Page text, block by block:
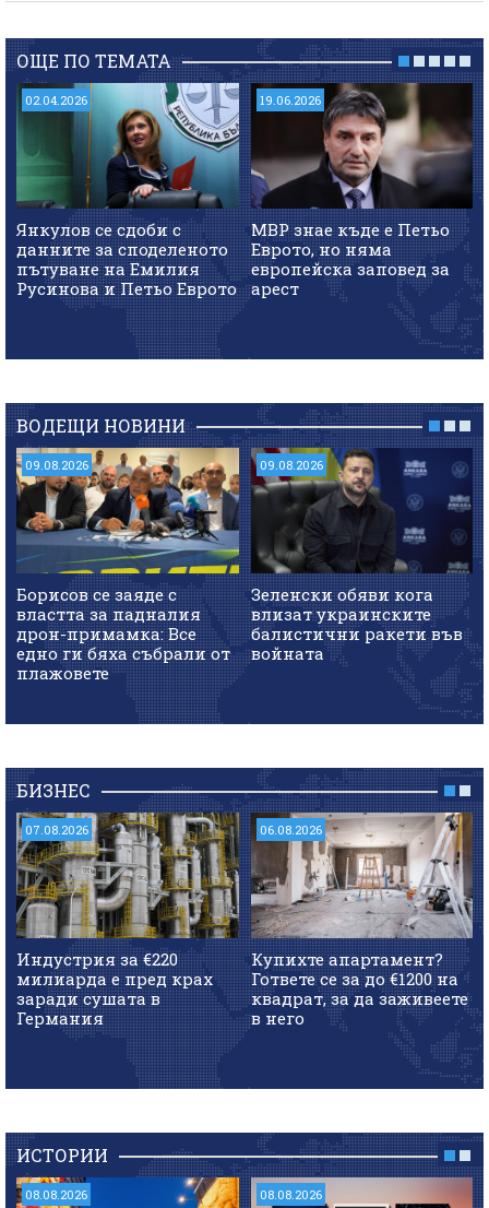
ОЩЕ ПО ТЕМАТА
02.04.2026
Янкулов се сдоби с
данните за споделеното
пътуване на Емилия
Русинова и Петьо Еврото
19.06.2026
МВР знае къде е Петьо
Еврото, но няма
европейска заповед за
арест
ВОДЕЩИ НОВИНИ
09.08.2026
Борисов се заяде с
властта за падналия
дрон-примамка: Все
едно ги бяха събрали от
плажовете
09.08.2026
Зеленски обяви кога
влизат украинските
балистични ракети във
войната
БИЗНЕС
07.08.2026
Индустрия за €220
милиарда е пред крах
заради сушата в
Германия
06.08.2026
Купихте апартамент?
Гответе се за до €1200 на
квадрат, за да заживеете
в него
ИСТОРИИ
08.08.2026 08.08.2026